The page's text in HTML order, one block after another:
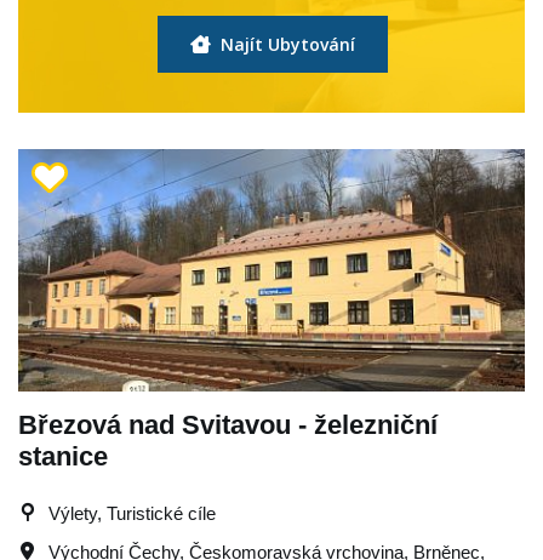
Najít Ubytování
Březová nad Svitavou - železniční
stanice
Výlety, Turistické cíle
Východní Čechy, Českomoravská vrchovina, Brněnec,